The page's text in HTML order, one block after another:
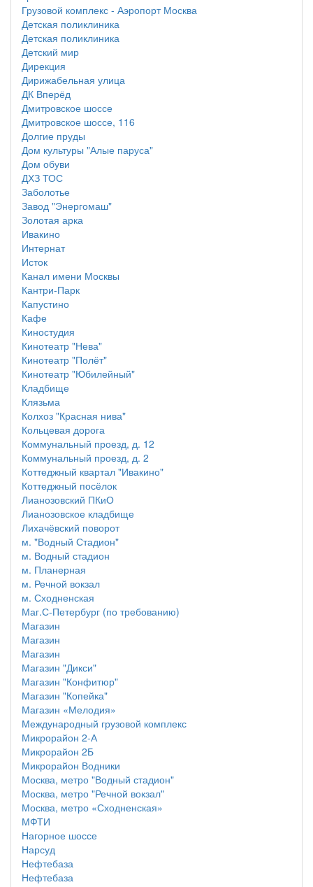
Грузовой комплекс - Аэропорт Москва
Детская поликлиника
Детская поликлиника
Детский мир
Дирекция
Дирижабельная улица
ДК Вперёд
Дмитровское шоссе
Дмитровское шоссе, 116
Долгие пруды
Дом культуры "Алые паруса"
Дом обуви
ДХЗ ТОС
Заболотье
Завод "Энергомаш"
Золотая арка
Ивакино
Интернат
Исток
Канал имени Москвы
Кантри-Парк
Капустино
Кафе
Киностудия
Кинотеатр "Нева"
Кинотеатр "Полёт"
Кинотеатр "Юбилейный"
Кладбище
Клязьма
Колхоз "Красная нива"
Кольцевая дорога
Коммунальный проезд, д. 12
Коммунальный проезд, д. 2
Коттеджный квартал "Ивакино"
Коттеджный посёлок
Лианозовский ПКиО
Лианозовское кладбище
Лихачёвский поворот
м. "Водный Стадион"
м. Водный стадион
м. Планерная
м. Речной вокзал
м. Сходненская
Маг.С-Петербург (по требованию)
Магазин
Магазин
Магазин
Магазин "Дикси"
Магазин "Конфитюр"
Магазин "Копейка"
Магазин «Мелодия»
Международный грузовой комплекс
Микрорайон 2-А
Микрорайон 2Б
Микрорайон Водники
Москва, метро "Водный стадион"
Москва, метро "Речной вокзал"
Москва, метро «Сходненская»
МФТИ
Нагорное шоссе
Нарсуд
Нефтебаза
Нефтебаза